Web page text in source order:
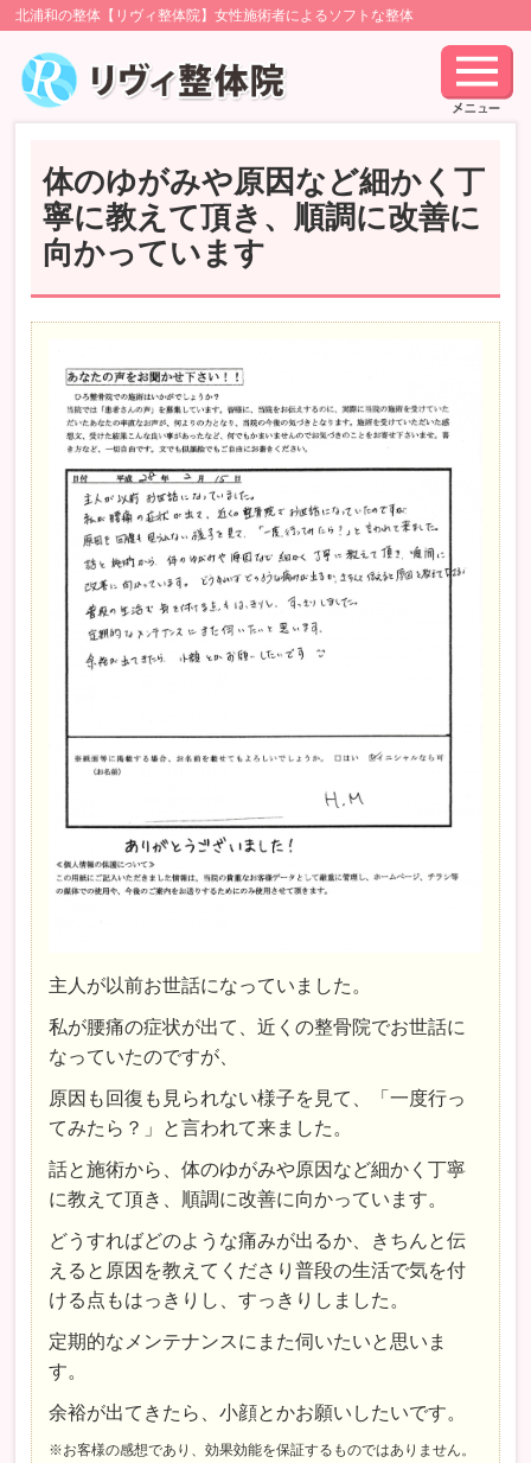
北浦和の整体【リヴィ整体院】女性施術者によるソフトな整体
体のゆがみや原因など細かく丁
寧に教えて頂き、順調に改善に
向かっています
主人が以前お世話になっていました。
私が腰痛の症状が出て、近くの整骨院でお世話に
なっていたのですが、
原因も回復も見られない様子を見て、「一度行っ
てみたら？」と言われて来ました。
話と施術から、体のゆがみや原因など細かく丁寧
に教えて頂き、順調に改善に向かっています。
どうすればどのような痛みが出るか、きちんと伝
えると原因を教えてくださり普段の生活で気を付
ける点もはっきりし、すっきりしました。
定期的なメンテナンスにまた伺いたいと思いま
す。
余裕が出てきたら、小顔とかお願いしたいです。
※お客様の感想であり、効果効能を保証するものではありません。